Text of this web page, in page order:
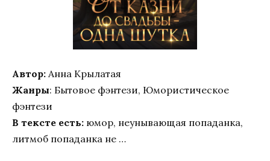
Автор: Анна Крылатая
Жанры: Бытовое фэнтези, Юмористическое
фэнтези
В тексте есть: юмор, неунывающая попаданка,
литмоб попаданка не …